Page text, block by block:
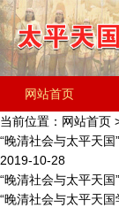
网站首页
历史文化 金
当前位置： 网站首页
“晚清社会与太平天
2019-10-28
“晚清社会与太平天
“晚清社会与太平天